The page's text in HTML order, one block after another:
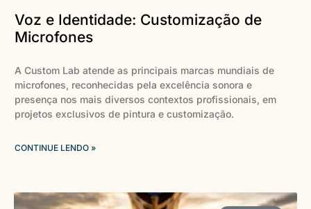
Voz e Identidade: Customização de
Microfones
A Custom Lab atende as principais marcas mundiais de
microfones, reconhecidas pela excelência sonora e
presença nos mais diversos contextos profissionais, em
projetos exclusivos de pintura e customização.
CONTINUE LENDO »